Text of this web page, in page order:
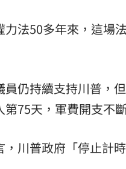
力法50多年來，這場
仍持續支持川普，
75天，軍費開支不
川普政府「停止計